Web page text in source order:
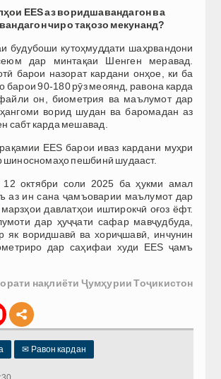
EES аз воридшавандагон ва
чиро тақозо мекунанд?
будубоши кутоҳмуддати шаҳрвандони
дар минтақаи Шенген меравад.
барои назорат кардани онҳое, ки ба
барои 90-180 рӯз меоянд, равона карда
он, биометрия ва маълумот дар
ворид шудан ва баромадан аз
сабт карда мешавад.
EES барои иваз кардани муҳри
шиносномаҳо пешбинӣ шудааст.
октябри соли 2025 ба ҳукми амал
аз ин сана ҷамъоварии маълумот дар
давлатҳои иштирокчӣ оғоз ёфт.
дар ҳуҷҷати сафар мавҷудбуда,
як воридшавӣ ва хориҷшавӣ, инчунин
дар саҳифаи худи EES ҷамъ
нақлиёти Ҷумҳурии Тоҷикистон
✉ Равон кардан